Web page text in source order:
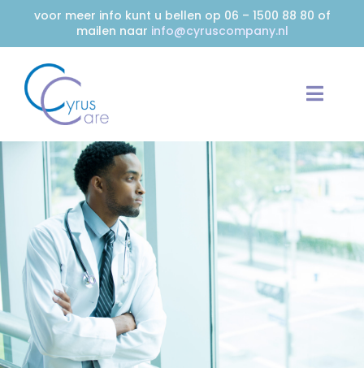
voor meer info kunt u bellen op 06 – 1500 88 80 of
mailen naar info@cyruscompany.nl